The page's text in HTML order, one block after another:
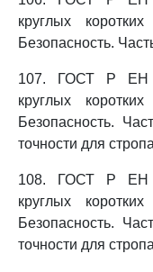
круглых
Безопасность.
107. ГОСТ Р ЕН
круглых
Безопасность.
точности для
108. ГОСТ Р ЕН
круглых
Безопасность.
точности для